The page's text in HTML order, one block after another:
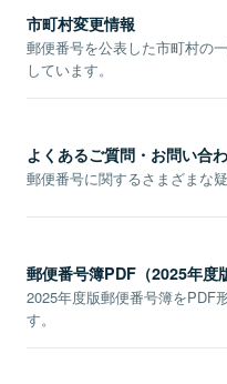
市町村変更情報
郵便番号を公表した市町村の
しています。
よくあるご質問・お問い合
郵便番号に関するさまざまな
郵便番号簿PDF（2025年度
2025年度版郵便番号簿をPDF
す。